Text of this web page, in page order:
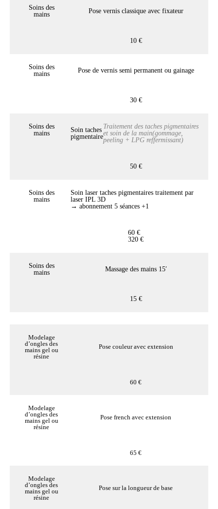
Soins des
mains
Pose vernis classique avec fixateur
10 €
Soins des
mains
Pose de vernis semi permanent ou gainage
30 €
Soins des
mains
Soin taches
pigmentaire
Traitement des taches pigmentaires
et soin de la main(gommage,
peeling + LPG reffermissant)
50 €
Soins des
mains
Soin laser taches pigmentaires traitement par
laser IPL 3D
→ abonnement 5 séances +1
60 €
320 €
Soins des
mains
Massage des mains 15′
15 €
Modelage
d’ongles des
mains gel ou
résine
Pose couleur avec extension
60 €
Modelage
d’ongles des
mains gel ou
résine
Pose french avec extension
65 €
Modelage
d’ongles des
mains gel ou
résine
Pose sur la longueur de base